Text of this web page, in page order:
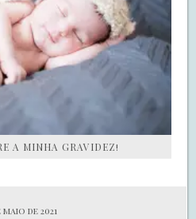
A MINHA GRAVIDEZ!
maio de 2021